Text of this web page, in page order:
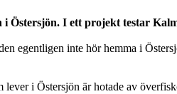
Östersjön. I ett projekt testar
egentligen inte hör hemma i
i Östersjön är hotade av